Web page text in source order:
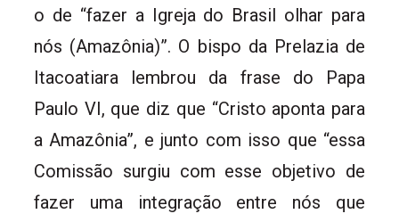
o de “fazer a Igreja do Brasil olhar para
nós (Amazônia)”. O bispo da Prelazia de
Itacoatiara lembrou da frase do Papa
Paulo VI, que diz que “Cristo aponta para
a Amazônia”, e junto com isso que “essa
Comissão surgiu com esse objetivo de
fazer uma integração entre nós que